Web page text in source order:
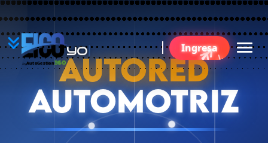
YO
BU
AutoGestion 360
Ingresa
AUTORED
AUTOMOTRIZ